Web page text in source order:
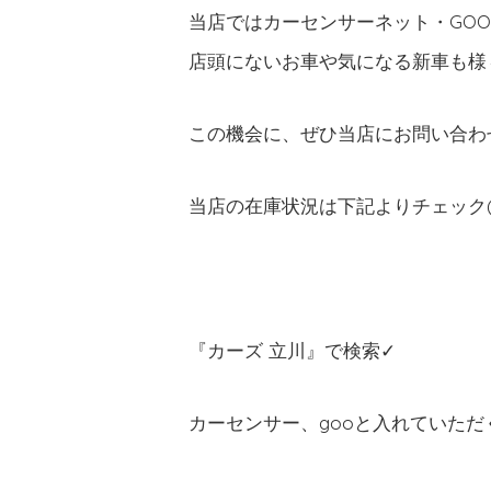
当店ではカーセンサーネット・
店頭にないお車や気になる新車も
この機会に、ぜひ当店にお問い合
当店の在庫状況は下記よりチェッ
『カーズ 立川』で検索✓
カーセンサー、gooと入れていた